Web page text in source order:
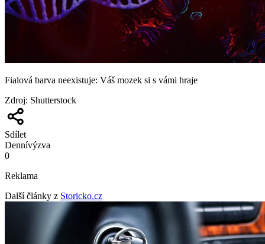
Fialová barva neexistuje: Váš mozek si s vámi hraje
Zdroj: Shutterstock
Sdílet
Dennívýzva
0
Reklama
Další články z Storicko.cz